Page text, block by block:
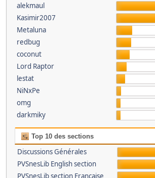
alekmaul
Kasimir2007
Metaluna
redbug
coconut
Lord Raptor
lestat
NiNxPe
omg
darkmiky
Top 10 des sections
Discussions Générales
PVSnesLib English section
PVSnesLib section Française